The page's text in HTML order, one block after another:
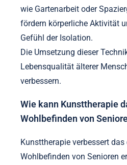
wie Gartenarbeit oder
fördern körperliche Aktivität
Gefühl der Isolation.
Die Umsetzung dieser
Lebensqualität älterer
verbessern.
Wie kann Kunsttherapie
Wohlbefinden von
Kunsttherapie verbessert
Wohlbefinden von Senioren